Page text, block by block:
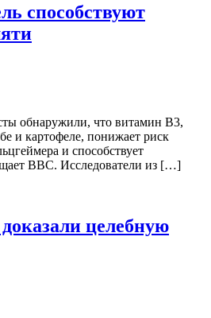
способствуют
обнаружили, что витамин B3,
и картофеле, понижает риск
и способствует
BBC. Исследователи из […]
целебную